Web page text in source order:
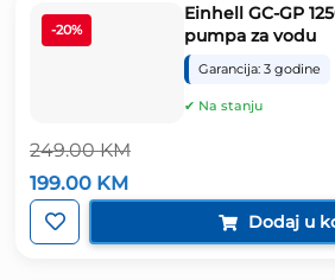
-20%
249.00KM
Izvorna
cijena
bila
je:
199.00 KM
cijena
199.00 KM.
Einhell GC-GP
pumpa za vodu
Garancija: 3 godine
✔ Na stanju
Dodaj u